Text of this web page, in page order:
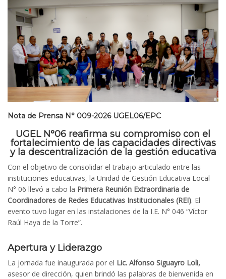
Nota de Prensa N° 009-2026 UGEL06/EPC
UGEL N°06 reafirma su compromiso con el
fortalecimiento de las capacidades directivas
y la descentralización de la gestión educativa
Con el objetivo de consolidar el trabajo articulado entre las
instituciones educativas, la Unidad de Gestión Educativa Local
N° 06 llevó a cabo la Primera Reunión Extraordinaria de
Coordinadores de Redes Educativas Institucionales (REI). El
evento tuvo lugar en las instalaciones de la I.E. N° 046 “Víctor
Raúl Haya de la Torre”.
Apertura y Liderazgo
La jornada fue inaugurada por el Lic. Alfonso Siguayro Loli,
asesor de dirección, quien brindó las palabras de bienvenida en